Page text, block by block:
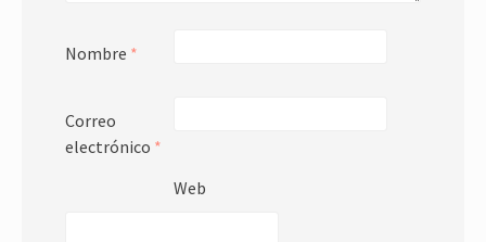
Nombre *
Correo
electrónico *
Web